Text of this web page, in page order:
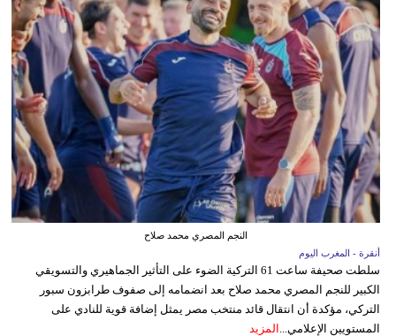
النجم المصري محمد صلاح
أنقرة - المغرب اليوم
سلطت صحيفة ساعت 61 التركية الضوء على التأثير الجماهيري والتسويقي
الكبير للنجم المصري محمد صلاح بعد انضمامه إلى صفوف طرابزون سبور
التركي، مؤكدة أن انتقال قائد منتخب مصر يمثل إضافة قوية للنادي على
المستويين الإعلامي...
المزيد